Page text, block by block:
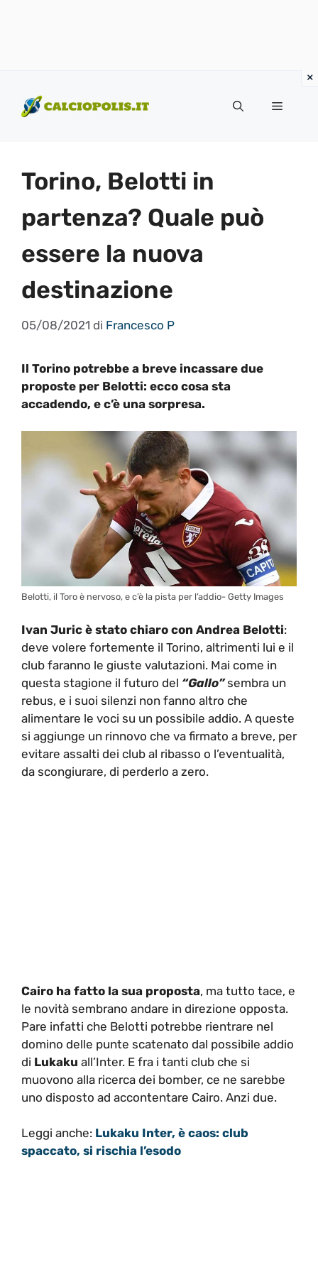
contenuto
Menu
Torino, Belotti in
partenza? Quale può
essere la nuova
destinazione
05/08/2021 di Francesco P
Il Torino potrebbe a breve incassare due
proposte per Belotti: ecco cosa sta
accadendo, e c’è una sorpresa.
Belotti, il Toro è nervoso, e c’è la pista per l’addio- Getty Images
Ivan Juric è stato chiaro con Andrea Belotti:
deve volere fortemente il Torino, altrimenti lui e il
club faranno le giuste valutazioni. Mai come in
questa stagione il futuro del “Gallo”sembra un
rebus, e i suoi silenzi non fanno altro che
alimentare le voci su un possibile addio. A queste
si aggiunge un rinnovo che va firmato a breve, per
evitare assalti dei club al ribasso o l’eventualità,
da scongiurare, di perderlo a zero.
Cairo ha fatto la sua proposta, ma tutto tace, e
le novità sembrano andare in direzione opposta.
Pare infatti che Belotti potrebbe rientrare nel
domino delle punte scatenato dal possibile addio
di Lukaku all’Inter. E fra i tanti club che si
muovono alla ricerca dei bomber, ce ne sarebbe
uno disposto ad accontentare Cairo. Anzi due.
Leggi anche: Lukaku Inter, è caos: club
spaccato, si rischia l’esodo